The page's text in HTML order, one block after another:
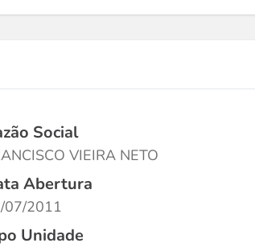
Social
VIEIRA NETO
Abertura
07/2011
Unidade